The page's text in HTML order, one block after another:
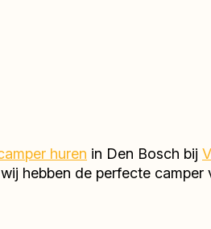
huren in Den Bosch bij
hebben de perfecte camper